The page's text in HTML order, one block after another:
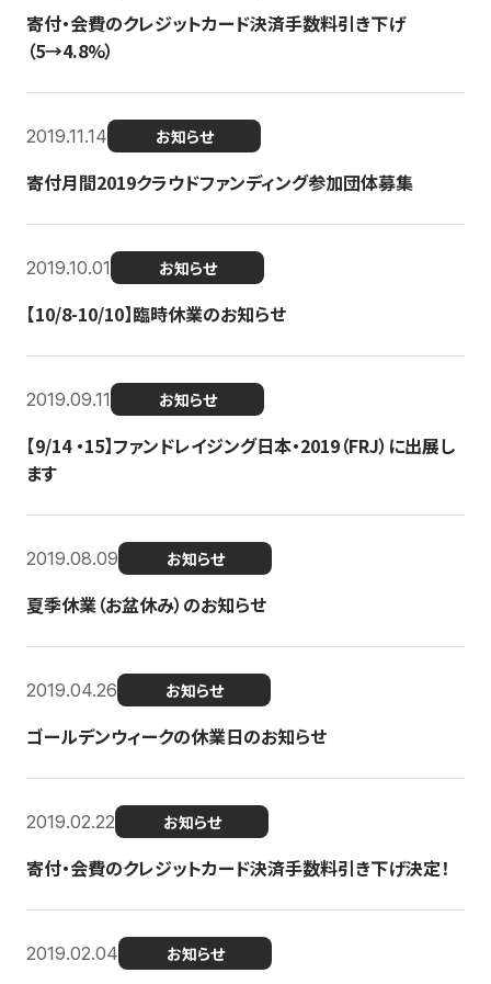
寄付・会費のクレジットカード決済手数料引き下げ
（5→4.8%）
2019.11.14 お知らせ
寄付月間2019クラウドファンディング参加団体募集
2019.10.01 お知らせ
【10/8-10/10】臨時休業のお知らせ
2019.09.11 お知らせ
【9/14 ・15】ファンドレイジング日本・2019（FRJ）に出展し
ます
2019.08.09 お知らせ
夏季休業（お盆休み）のお知らせ
2019.04.26 お知らせ
ゴールデンウィークの休業日のお知らせ
2019.02.22 お知らせ
寄付・会費のクレジットカード決済手数料引き下げ決定！
2019.02.04 お知らせ